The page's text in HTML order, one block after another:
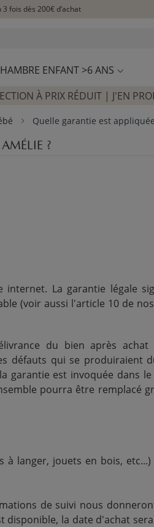
fois dès 200€ d’achat
ENFANT >6 ANS
À PRIX RÉDUIT | J'EN
Quelle garantie est
?
La garantie légale
(voir aussi l'article 10 de nos
du bien après
défauts qui se produiraient
garantie est invoquée dans le
pourra être remplacé
langer, jouets en bois,
de suivi nous
disponible, la date d'achat